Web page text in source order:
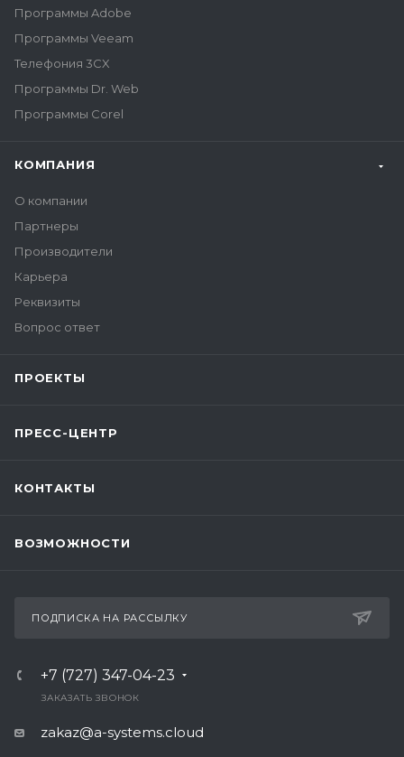
Программы Adobe
Программы Veeam
Телефония 3CX
Программы Dr. Web
Программы Corel
КОМПАНИЯ
О компании
Партнеры
Производители
Карьера
Реквизиты
Вопрос ответ
ПРОЕКТЫ
ПРЕСС-ЦЕНТР
КОНТАКТЫ
ВОЗМОЖНОСТИ
ПОДПИСКА НА РАССЫЛКУ
+7 (727) 347-04-23
ЗАКАЗАТЬ ЗВОНОК
zakaz@a-systems.cloud